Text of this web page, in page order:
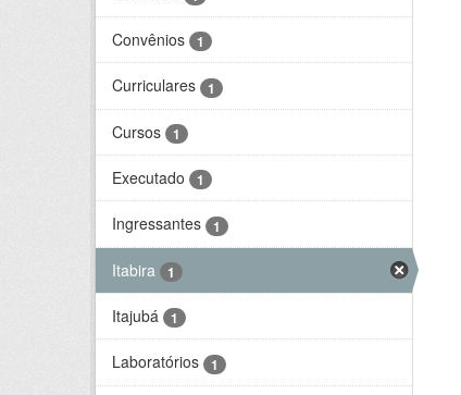
Convênios 1
Curriculares 1
Cursos 1
Executado 1
Ingressantes 1
Itabira 1
Itajubá 1
Laboratórios 1